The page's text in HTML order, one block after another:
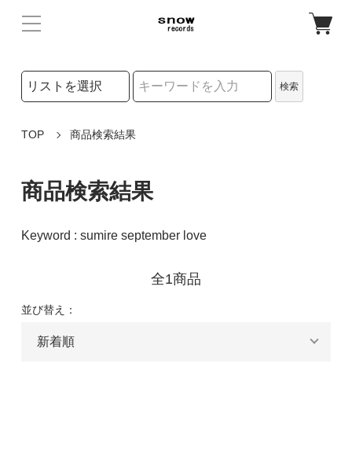
検索リストの選択
検索
TOP 商品検索結果
商品検索結果
Keyword : sumire september love
全1商品
並び替え：